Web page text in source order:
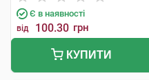
Є в наявності
від 100.30 грн
КУПИТИ